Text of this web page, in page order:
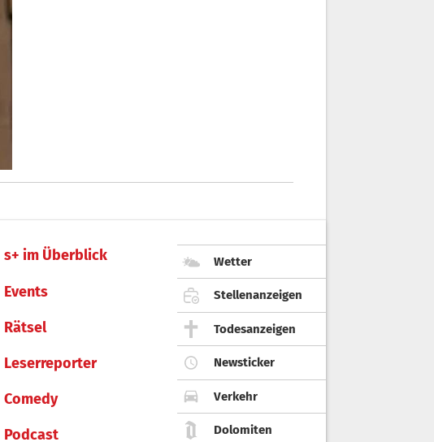
s+ im Überblick
Events
Rätsel
Leserreporter
Comedy
Podcast
Wetter
Stellenanzeigen
Todesanzeigen
Newsticker
Verkehr
Dolomiten